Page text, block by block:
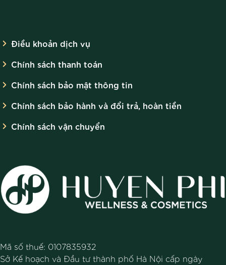
Điều khoản dịch vụ
Chính sách thanh toán
Chính sách bảo mật thông tin
Chính sách bảo hành và đổi trả, hoàn tiền
Chính sách vận chuyển
Mã số thuế: 0107835932
Sở Kế hoạch và Đầu tư thành phố Hà Nội cấp ngày